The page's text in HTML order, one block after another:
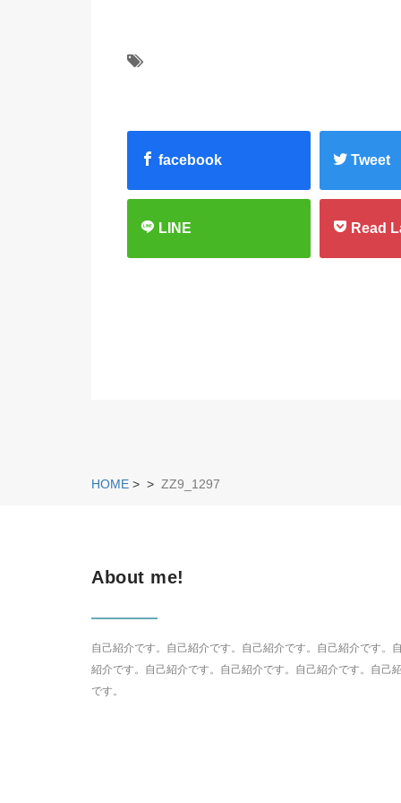
facebook Tweet
LINE Read
HOME > > ZZ9_1297
About me!
自己紹介です。自己紹介です。自己紹介です。自己紹介です。
紹介です。自己紹介です。自己紹介です。自己紹介です。自己
です。